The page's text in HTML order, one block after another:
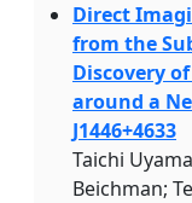
Direct
from the
Discovery
around a
J1446+4633
Taichi
Beichman;